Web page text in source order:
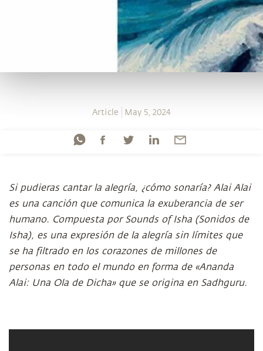
Article May 5, 2024
Si pudieras cantar la alegría, ¿cómo sonaría? Alai Alai
es una canción que comunica la exuberancia de ser
humano. Compuesta por Sounds of Isha (Sonidos de
Isha), es una expresión de la alegría sin límites que
se ha filtrado en los corazones de millones de
personas en todo el mundo en forma de «Ananda
Alai: Una Ola de Dicha» que se origina en Sadhguru.